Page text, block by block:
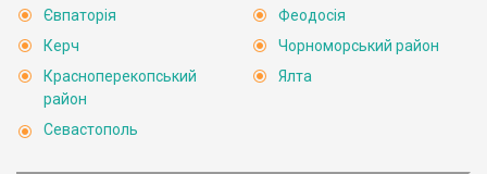
Євпаторія
Керч
Красноперекопський
район
Севастополь
Феодосія
Чорноморський район
Ялта